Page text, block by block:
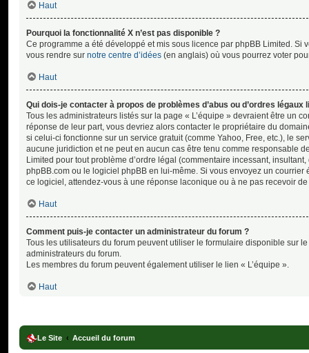
Haut
Pourquoi la fonctionnalité X n’est pas disponible ?
Ce programme a été développé et mis sous licence par phpBB Limited. Si
vous rendre sur notre centre d’idées (en anglais) où vous pourrez voter
Haut
Qui dois-je contacter à propos de problèmes d’abus ou d’ordres légaux
Tous les administrateurs listés sur la page « L’équipe » devraient être un
réponse de leur part, vous devriez alors contacter le propriétaire du
si celui-ci fonctionne sur un service gratuit (comme Yahoo, Free, etc.), le
aucune juridiction et ne peut en aucun cas être tenu comme responsable
Limited pour tout problème d’ordre légal (commentaire incessant,
phpBB.com ou le logiciel phpBB en lui-même. Si vous envoyez un
ce logiciel, attendez-vous à une réponse laconique ou à ne pas recevoir
Haut
Comment puis-je contacter un administrateur du forum ?
Tous les utilisateurs du forum peuvent utiliser le formulaire disponible sur
administrateurs du forum.
Les membres du forum peuvent également utiliser le lien « L’équipe ».
Haut
Le Site Accueil du forum